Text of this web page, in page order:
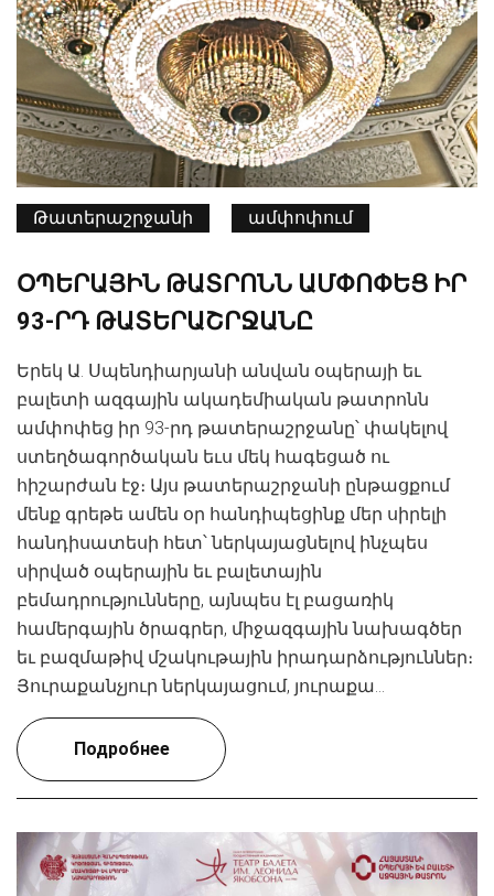
Թատերաշրջանի ամփոփում
ՕՊԵՐԱՅԻՆ ԹԱՏՐՈՆՆ ԱՄՓՈՓԵՑ ԻՐ
93-ՐԴ ԹԱՏԵՐԱՇՐՋԱՆԸ
Երեկ Ա. Սպենդիարյանի անվան օպերայի եւ
բալետի ազգային ակադեմիական թատրոնն
ամփոփեց իր 93-րդ թատերաշրջանը՝ փակելով
ստեղծագործական եւս մեկ հագեցած ու
հիշարժան էջ։ Այս թատերաշրջանի ընթացքում
մենք գրեթե ամեն օր հանդիպեցինք մեր սիրելի
հանդիսատեսի հետ՝ ներկայացնելով ինչպես
սիրված օպերային եւ բալետային
բեմադրությունները, այնպես էլ բացառիկ
համերգային ծրագրեր, միջազգային նախագծեր
եւ բազմաթիվ մշակութային իրադարձություններ։
Յուրաքանչյուր ներկայացում, յուրաքա...
Подробнее